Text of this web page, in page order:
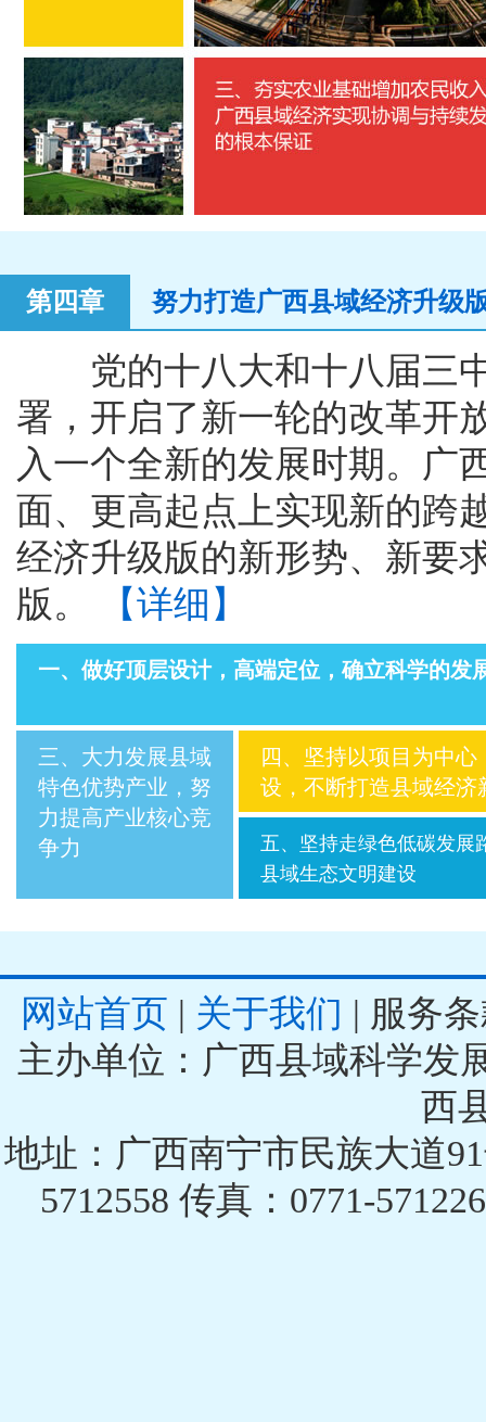
第四章 努力打造广西县域经济升级
党的十八大和十八届三中
署，开启了新一轮的改革开
入一个全新的发展时期。广
面、更高起点上实现新的跨
经济升级版的新形势、新要
版。
【详细】
一、做好顶层设计，高端定位，确立科学的发
三、大力发展县域
特色优势产业，努
力提高产业核心竞
争力
四、坚持以项目为中心
设，不断打造县域经济
五、坚持走绿色低碳发展
县域生态文明建设
网站首页 | 关于我们 | 服务
主办单位：广西县域科学
西
地址：广西南宁市民族大道
5712558 传真：0771-